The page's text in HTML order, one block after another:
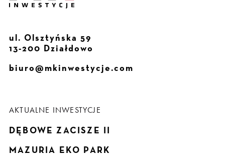
ul. Olsztyńska 59
13-200 Działdowo
biuro@mkinwestycje.com
AKTUALNE INWESTYCJE
DĘBOWE ZACISZE II
MAZURIA EKO PARK